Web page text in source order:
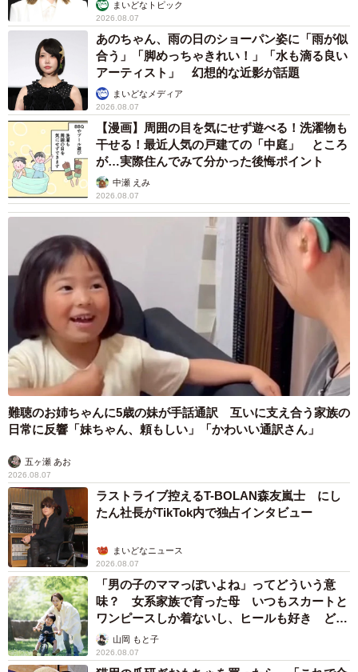
いいます。ぜひこれからも楽しい日常風景を見せてくださ
いね。
まいどなトピック
2026.08.07
あのちゃん、雨の日のショーパン姿に「雨が似
合う」「脚めっちゃきれい！」「水も滴る良い
アーティスト」 幻想的な近影が話題
まいどなメディア
2026.08.07
【漫画】周囲の目を気にせず遊べる！洗濯物も
干せる！最近人気の戸建ての「中庭」 ところ
が…実際住んでみて分かった後悔ポイント
中瀬 えみ
2026.08.07
難聴のお姉ちゃんに5歳の妹が手話通訳 互いに支え合う家族の
日常に反響「妹ちゃん、頼もしい」「かわいい通訳さん」
五ヶ瀬 あお
2026.08.07
ラストライブ控えるT-BOLAN森友嵐士 にし
たん社長がTikTok内で独占インタビュー
まいどなニュース
2026.08.07
「男の子のママっぽいよね」ってどういう意
味？ 女系家族で育った母 いつもスカートと
ワンピースしか着ないし、ヒールも好き どの
へんが…
山岡 もと子
2026.08.07